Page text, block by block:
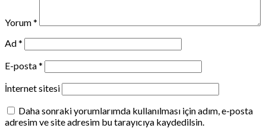
Yorum*
Ad*
E-posta*
İnternet sitesi
Daha sonraki yorumlarımda kullanılması için adım, e-posta
adresim ve site adresim bu tarayıcıya kaydedilsin.